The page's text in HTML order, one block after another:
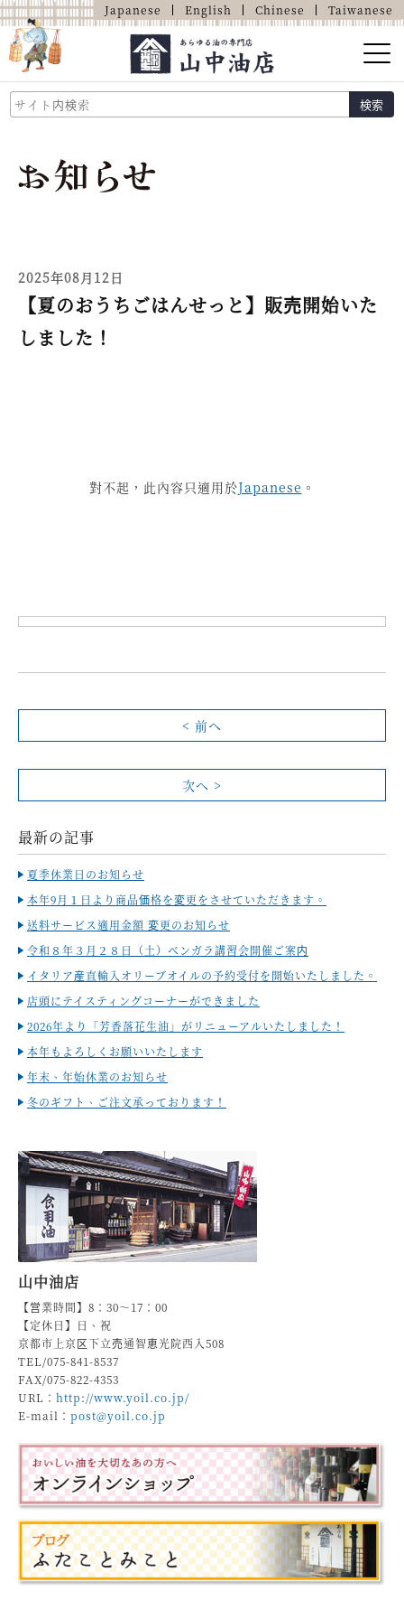
Japanese English Chinese Taiwanese
検索
山中油店的介紹
商品介紹
2025年08月12日
【夏のおうちごはんせっと】販売開始いた
しました！
對不起，此內容只適用於Japanese 。
< 前へ
次へ >
最新の記事
夏季休業日のお知らせ
本年9月１日より商品価格を変更をさせていただきます。
送料サービス適用金額 変更のお知らせ
令和８年３月２８日（土）ベンガラ講習会開催ご案内
イタリア産直輸入オリーブオイルの予約受付を開始いたしました。
店頭にテイスティングコーナーができました
2026年より「芳香落花生油」がリニューアルいたしました！
本年もよろしくお願いいたします
年末、年始休業のお知らせ
冬のギフト、ご注文承っております！
山中油店
【営業時間】8：30～17：00
【定休日】日、祝
京都市上京区下立売通智恵光院西入508
TEL/075-841-8537
FAX/075-822-4353
URL： http://www.yoil.co.jp/
E-mail： post@yoil.co.jp